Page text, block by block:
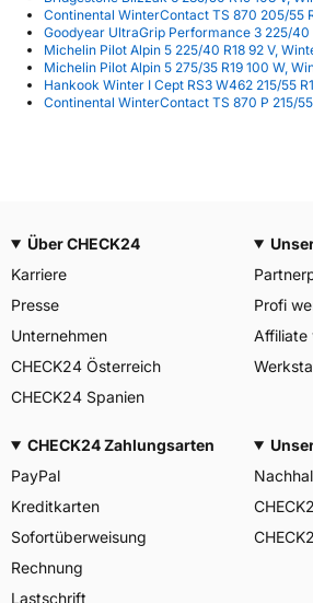
Continental WinterContact TS 870 205/55
Goodyear UltraGrip Performance 3 225/40
Michelin Pilot Alpin 5 225/40 R18 92 V,
Michelin Pilot Alpin 5 275/35 R19 100 W,
Hankook Winter I Cept RS3 W462 215/55
Continental WinterContact TS 870 P 215/
Über CHECK24
Karriere
Presse
Unternehmen
CHECK24 Österreich
CHECK24 Spanien
Profi
Affiliate
CHECK24 Zahlungsarten
PayPal
Kreditkarten
Sofortüberweisung
Rechnung
Lastschrift